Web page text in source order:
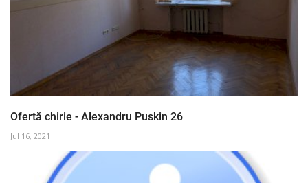
Ofertă chirie - Alexandru Puskin 26
Jul 16, 2021